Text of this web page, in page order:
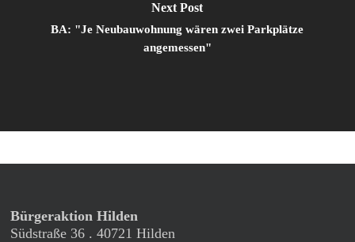
Next Post
BA: "Je Neubauwohnung wären zwei Parkplätze
angemessen"
Bürgeraktion Hilden
Südstraße 36 . 40721 Hilden